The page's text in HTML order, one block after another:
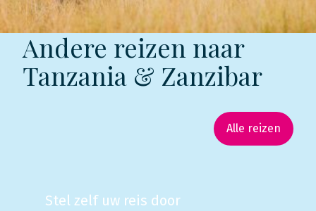
Andere reizen naar
Tanzania & Zanzibar
Alle reizen
Stel zelf uw reis door